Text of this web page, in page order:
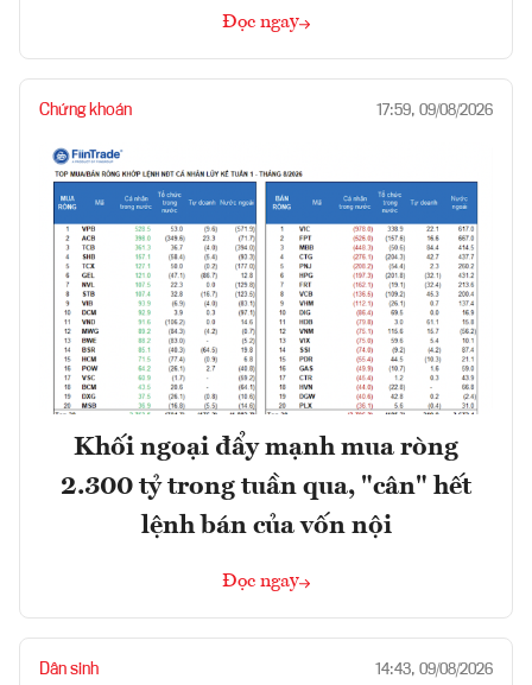
Đọc ngay
Chứng khoán 17:59, 09/08/2026
Khối ngoại đẩy mạnh mua ròng
2.300 tỷ trong tuần qua, "cân" hết
lệnh bán của vốn nội
Đọc ngay
Dân sinh 14:43, 09/08/2026